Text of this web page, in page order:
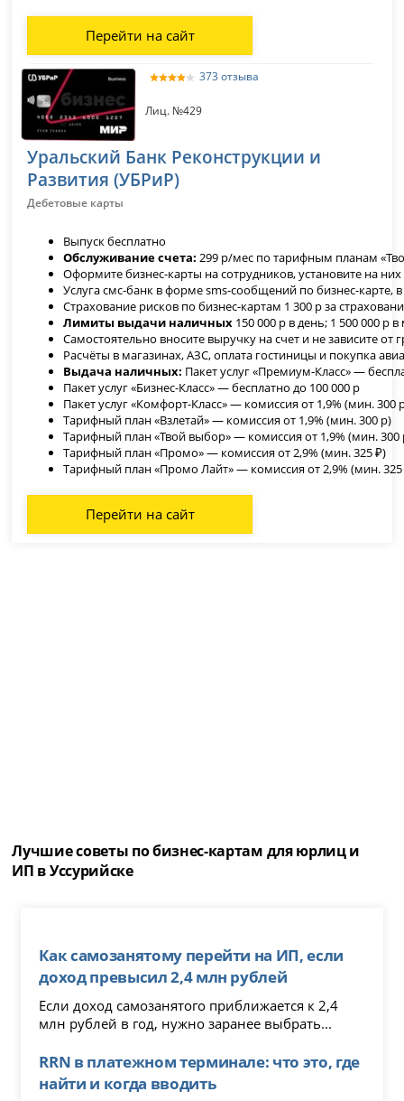
Перейти на сайт
373 отзыва
Лиц. №429
Уральский Банк Реконструкции и
Развития (УБРиР)
Дебетовые карты
Выпуск бесплатно
Обслуживание счета: 299 р/мес по тарифным планам
Оформите бизнес-карты на сотрудников, установите на
Услуга смс-банк в форме sms-сообщений по бизнес-карте,
Страхование рисков по бизнес-картам 1 300 р за
Лимиты выдачи наличных 150 000 р в день; 1 500 000 р
Cамостоятельно вносите выручку на счет и не зависите от
Расчёты в магазинах, АЗС, оплата гостиницы и покупка
Выдача наличных: Пакет услуг «Премиум-Класс» —
Пакет услуг «Бизнес-Класс» — бесплатно до 100 000 р
Пакет услуг «Комфорт-Класс» — комиссия от 1,9% (мин. 300
Тарифный план «Взлетай» — комиссия от 1,9% (мин. 300 р)
Тарифный план «Твой выбор» — комиссия от 1,9% (мин. 300
Тарифный план «Промо» — комиссия от 2,9% (мин. 325 ₽)
Тарифный план «Промо Лайт» — комиссия от 2,9% (мин.
Перейти на сайт
Лучшие советы по бизнес-картам для юрлиц и
ИП в Уссурийске
Как самозанятому перейти на ИП, если
доход превысил 2,4 млн рублей
Если доход самозанятого приближается к 2,4
млн рублей в год, нужно заранее выбрать...
RRN в платежном терминале: что это, где
найти и когда вводить